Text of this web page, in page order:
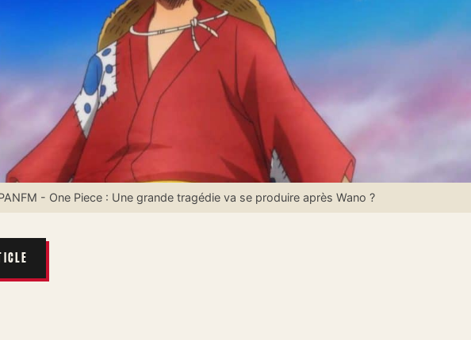
- One Piece : Une grande tragédie va se produire après Wano ?